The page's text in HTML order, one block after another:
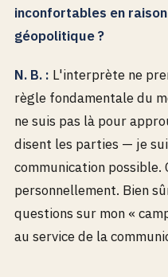
inconfortables en
géopolitique ?
N. B. : L'interprète ne
règle fondamentale du
ne suis pas là pour
disent les parties — je
communication possible.
personnellement. Bien
questions sur mon «
au service de la